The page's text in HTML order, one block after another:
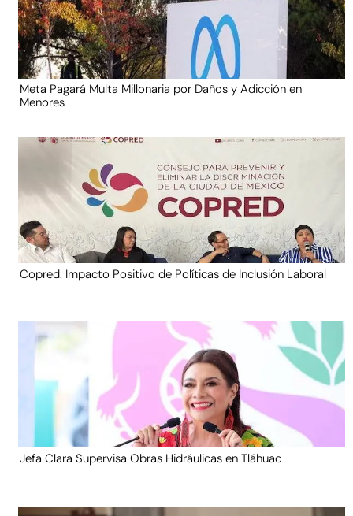
Meta Pagará Multa Millonaria por Daños y Adicción en
Menores
Copred: Impacto Positivo de Políticas de Inclusión Laboral
Jefa Clara Supervisa Obras Hidráulicas en Tláhuac